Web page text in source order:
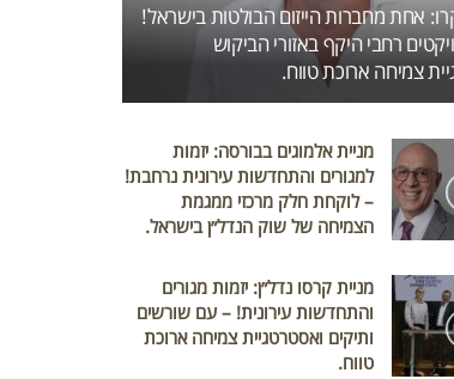
אחת מחברות הייזום הבולטות בישראל!
רחבי היקף באזורי הביקוש
צמיחה ארוכת טווח.
מניית אלמוגים בבורסה: יזמות
למגורים והתחדשות עירונית נרחבת!
– לוקחת חלק מרכזי ממגמת
הצמיחה של שוק הנדל״ן בישראל.
מניית קרסו נדל״ן: יזמות מגורים
והתחדשות עירונית! – עם שורשים
ותיקים ואסטרטגיית צמיחה ארוכת
טווח.